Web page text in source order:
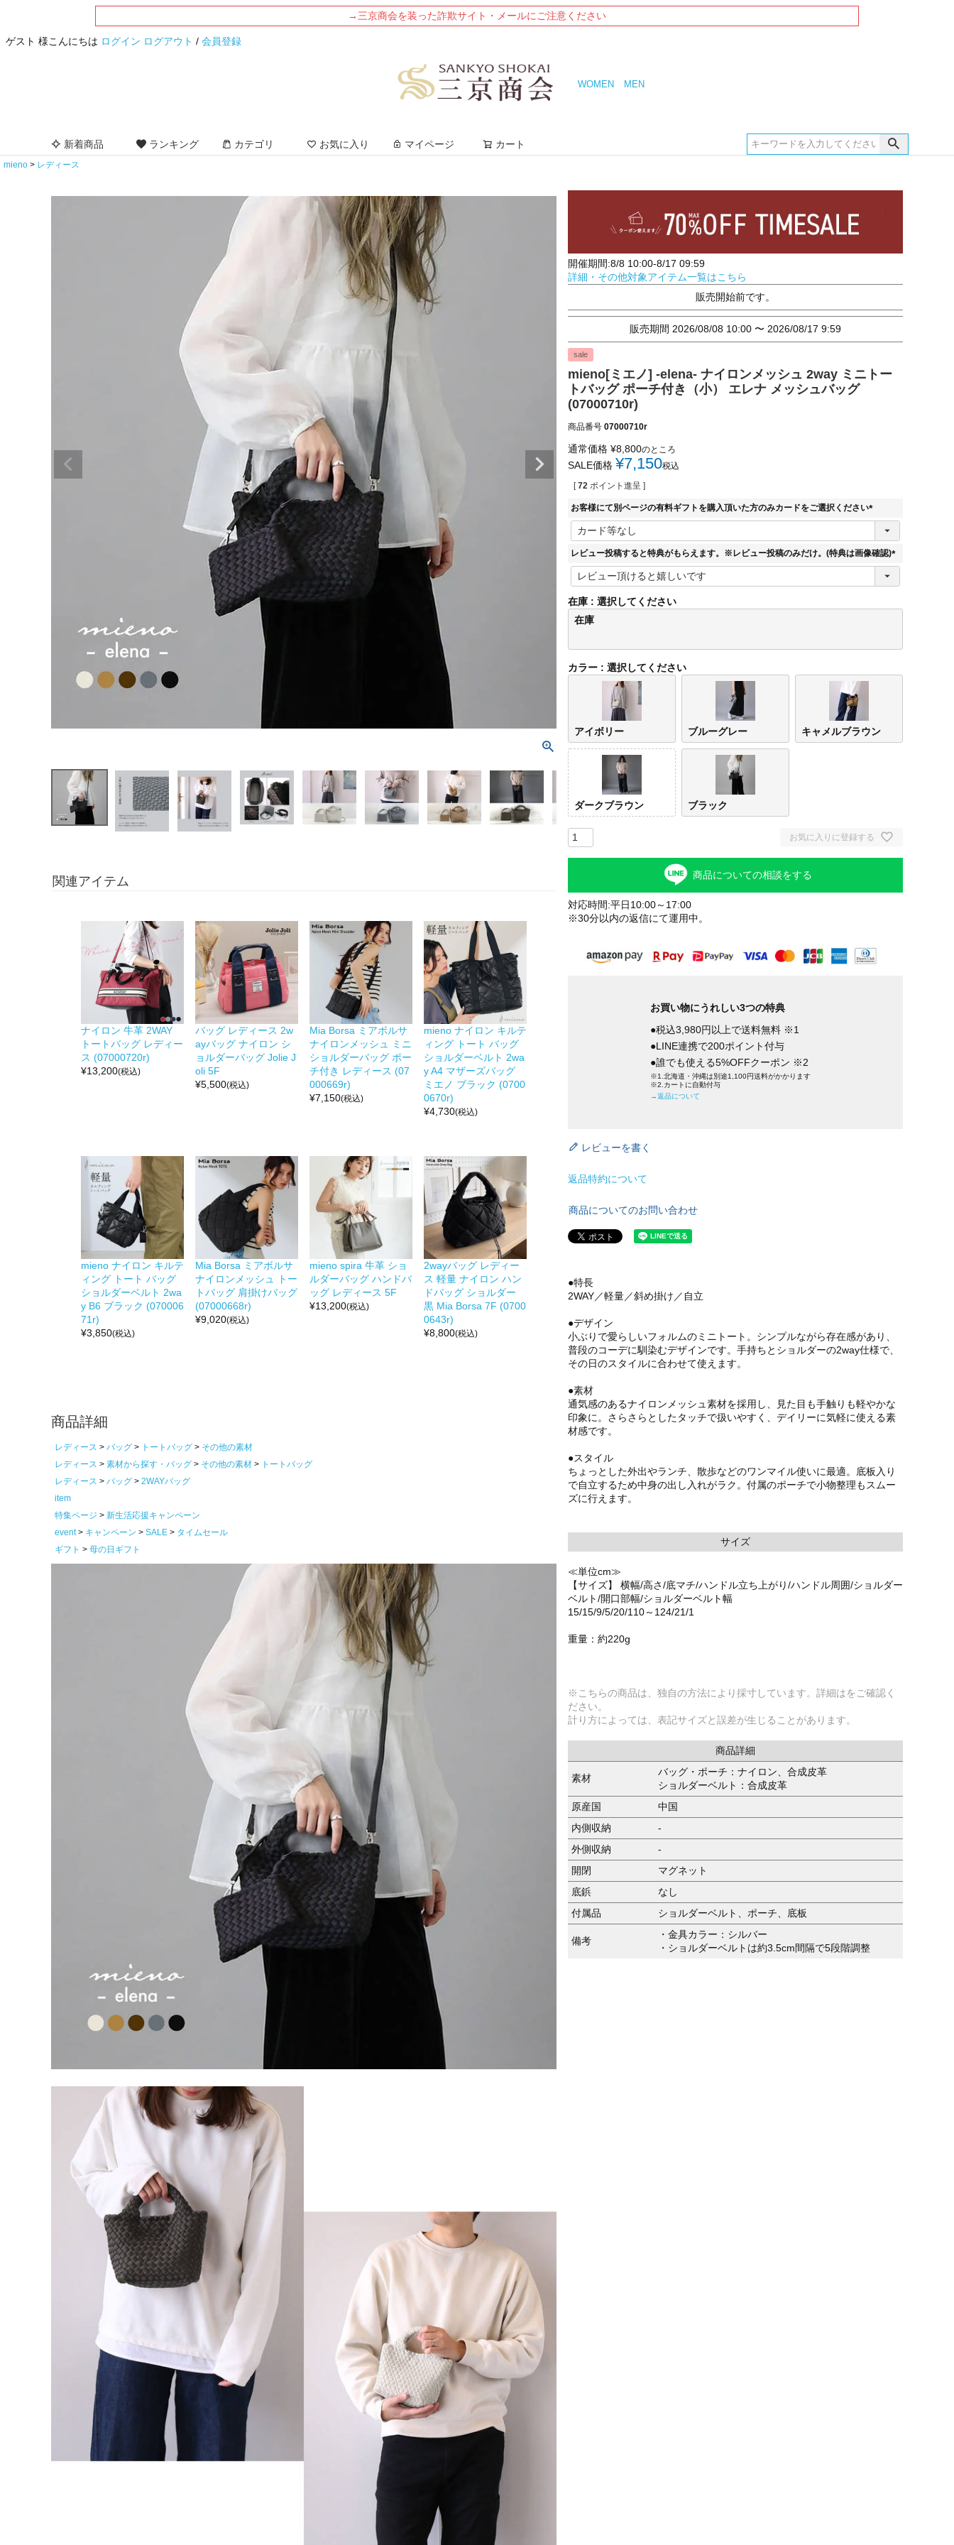
→三京商会を装った詐欺サイト・メールにご注意ください
ゲスト 様こんにちは ログイン ログアウト / 会員登録
WOMEN MEN
新着商品 ランキング カテゴリ お気に入り マイページ カート
mieno レディース
関連アイテム
ナイロン 牛革 2WAY
トートバッグ レディー
ス (07000720r)
¥13,200(税込)
バッグ レディース 2w
ayバッグ ナイロン シ
ョルダーバッグ Jolie J
oli 5F
¥5,500(税込)
Mia Borsa ミアボルサ
ナイロンメッシュ ミニ
ショルダーバッグ ポー
チ付き レディース (07
000669r)
¥7,150(税込)
mieno ナイロン キルテ
ィング トート バッグ
ショルダーベルト 2wa
y A4 マザーズバッグ
ミエノ ブラック (0700
0670r)
¥4,730(税込)
mieno ナイロン キルテ
ィング トート バッグ
ショルダーベルト 2wa
y B6 ブラック (070006
71r)
¥3,850(税込)
Mia Borsa ミアボルサ
ナイロンメッシュ トー
トバッグ 肩掛けバッグ
(07000668r)
¥9,020(税込)
mieno spira 牛革 ショ
ルダーバッグ ハンドバ
ッグ レディース 5F
¥13,200(税込)
2wayバッグ レディー
ス 軽量 ナイロン ハン
ドバッグ ショルダー
黒 Mia Borsa 7F (0700
0643r)
¥8,800(税込)
商品詳細
レディース バッグ トートバッグ
その他の素材
レディース
素材から探す・バッグ その他の素材
トートバッグ
レディース
バッグ
2WAYバッグ
item
特集ページ
新生活応援キャンペーン
event
キャンペーン SALE
タイムセール
ギフト
母の日ギフト
開催期間:8/8 10:00-8/17 09:59
詳細・その他対象アイテム一覧はこちら
販売開始前です。
販売期間 2026/08/08 10:00 〜 2026/08/17 9:59
sale
mieno[ミエノ] -elena- ナイロンメッシュ 2way ミニトー
トバッグ ポーチ付き（小） エレナ メッシュバッグ
(07000710r)
商品番号 07000710r
通常価格 ¥8,800のところ
SALE価格 ¥7,150税込
[ 72 ポイント進呈 ]
お客様にて別ページの有料ギフトを購入頂いた方のみカードをご選択ください
(
須
レビュー投稿すると特典がもらえます。※レビュー投稿のみだけ。(特典は画像確認)
(
)
在庫
選択してください
在庫
カラー 選択してください
アイボリー ブルーグレー キャメルブラウン
ダークブラウン ブラック
お気に入りに登録する
商品についての相談をする
対応時間:平日10:00～17:00
※30分以内の返信にて運用中。
お買い物にうれしい3つの特典
●税込3,980円以上で送料無料 ※1
●LINE連携で200ポイント付与
●誰でも使える5%OFFクーポン ※2
※1.北海道・沖縄は別途1,100円送料がかかります
※2.カートに自動付与
→返品について
レビューを書く
返品特約について
商品についてのお問い合わせ
●特長
2WAY／軽量／斜め掛け／自立
●デザイン
小ぶりで愛らしいフォルムのミニトート。シンプルながら存在感があり、
普段のコーデに馴染むデザインです。手持ちとショルダーの2way仕様で、
その日のスタイルに合わせて使えます。
●素材
通気感のあるナイロンメッシュ素材を採用し、見た目も手触りも軽やかな
印象に。さらさらとしたタッチで扱いやすく、デイリーに気軽に使える素
材感です。
●スタイル
ちょっとした外出やランチ、散歩などのワンマイル使いに最適。底板入り
で自立するため中身の出し入れがラク。付属のポーチで小物整理もスムー
ズに行えます。
サイズ
≪単位cm≫
【サイズ】 横幅/高さ/底マチ/ハンドル立ち上がり/ハンドル周囲/ショルダー
ベルト/開口部幅/ショルダーベルト幅
15/15/9/5/20/110～124/21/1
重量：約220g
※こちらの商品は、独自の方法により採寸しています。詳細はをご確認く
ださい。
計り方によっては、表記サイズと誤差が生じることがあります。
商品詳細
素材
バッグ・ポーチ：ナイロン、合成皮革
ショルダーベルト：合成皮革
原産国
中国
内側収納
-
外側収納
-
開閉
マグネット
底鋲
なし
付属品
ショルダーベルト、ポーチ、底板
備考
・金具カラー：シルバー
・ショルダーベルトは約3.5cm間隔で5段階調整